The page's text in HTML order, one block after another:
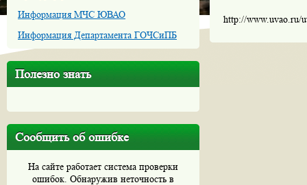
Информация МЧС ЮВАО
Информация Департамента ГОЧСиПБ
Полезно знать
Сообщить об ошибке
На сайте работает система проверки
ошибок. Обнаружив неточность в
http://www.uvao.ru/